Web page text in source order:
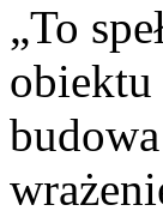
„To
obiektu